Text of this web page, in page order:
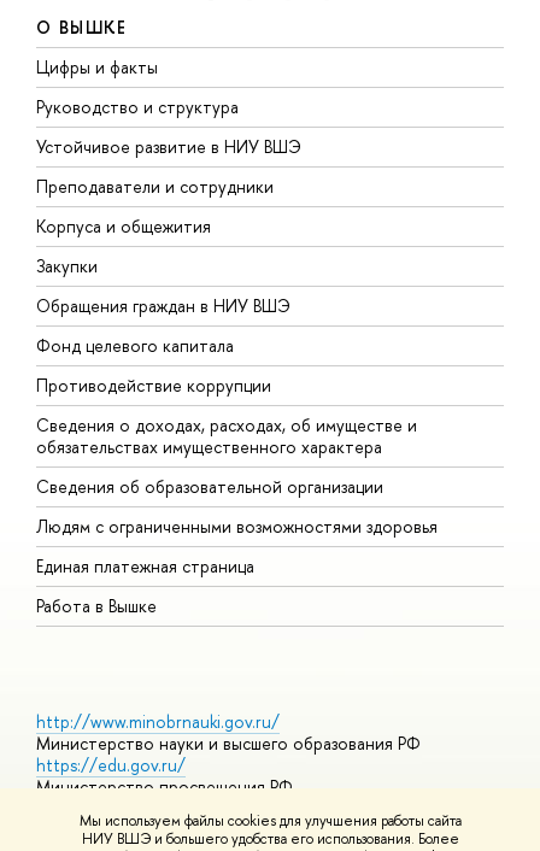
Мы используем файлы cookies для улучшения работы сайта
НИУ ВШЭ и большего удобства его использования. Более
О ВЫШКЕ
Цифры и факты
Руководство и структура
Устойчивое развитие в НИУ ВШЭ
Преподаватели и сотрудники
Корпуса и общежития
Закупки
Обращения граждан в НИУ ВШЭ
Фонд целевого капитала
Противодействие коррупции
Сведения о доходах, расходах, об имуществе и
обязательствах имущественного характера
Сведения об образовательной организации
Людям с ограниченными возможностями здоровья
Единая платежная страница
Работа в Вышке
http://www.minobrnauki.gov.ru/
Министерство науки и высшего образования РФ
https://edu.gov.ru/
Министерство просвещения РФ
Массовые открытые онлайн-курсы